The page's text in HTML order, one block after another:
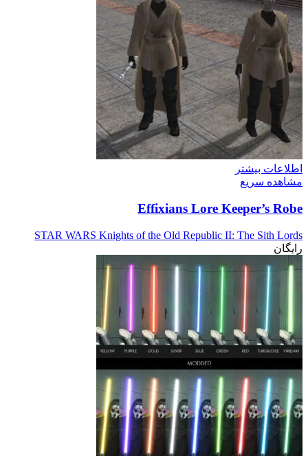
اطلاعات بیشتر
مشاهده سریع
Effixians Lore Keeper’s Robe
STAR WARS Knights of the Old Republic II: The Sith Lords
رایگان